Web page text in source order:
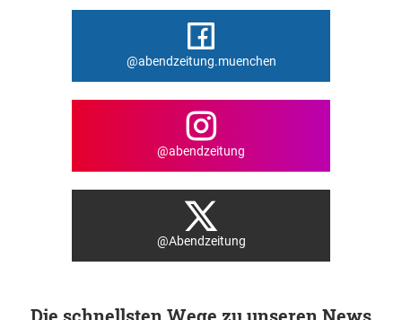
@abendzeitung.muenchen
@abendzeitung
@Abendzeitung
Die schnellsten Wege zu unseren News